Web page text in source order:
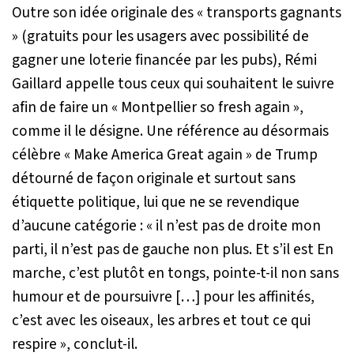
Outre son idée originale des « transports gagnants
» (gratuits pour les usagers avec possibilité de
gagner une loterie financée par les pubs), Rémi
Gaillard appelle tous ceux qui souhaitent le suivre
afin de faire un « Montpellier so fresh again »,
comme il le désigne. Une référence au désormais
célèbre « Make America Great again » de Trump
détourné de façon originale et surtout sans
étiquette politique, lui que ne se revendique
d’aucune catégorie : « il n’est pas de droite mon
parti, il n’est pas de gauche non plus. Et s’il est En
marche, c’est plutôt en tongs, pointe-t-il non sans
humour et de poursuivre […] pour les affinités,
c’est avec les oiseaux, les arbres et tout ce qui
respire », conclut-il.